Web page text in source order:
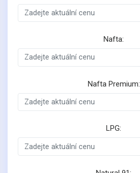
Nafta:
Nafta Premium:
LPG: